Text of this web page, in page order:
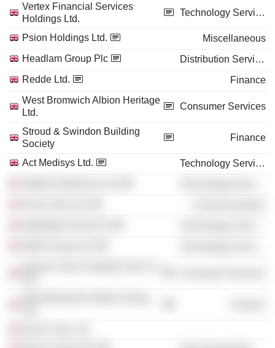
Vertex Financial Services
Holdings Ltd.
Technology Services
Psion Holdings Ltd.
Miscellaneous
Headlam Group Plc
Distribution Services
Redde Ltd.
Finance
West Bromwich Albion Heritage
Ltd.
Consumer Services
Stroud & Swindon Building
Society
Finance
Act Medisys Ltd.
Technology Services